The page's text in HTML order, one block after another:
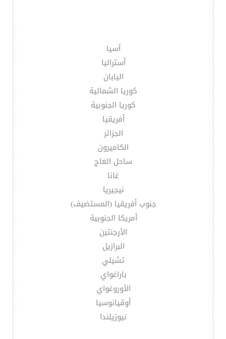
آسيا
أستراليا
اليابان
كوريا الشمالية
كوريا الجنوبية
أفريقيا
الجزائر
الكاميرون
ساحل العاج
غانا
نيجيريا
جنوب أفريقيا (المستضيف)
أمريكا الجنوبية
الأرجنتين
البرازيل
تشيلي
باراغواي
الأوروغواي
أوقيانوسيا
نيوزيلندا